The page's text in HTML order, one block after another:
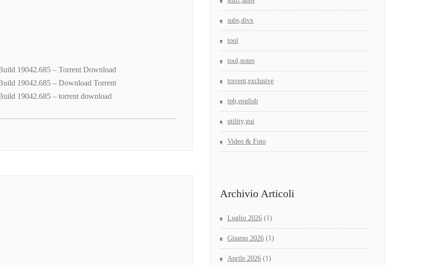
19042.685 – Torrent Download
19042.685 – Download Torrent
19042.685 – torrent download
subs,divx
tool
tool,notes
torrent,exclusive
tpb,english
utility,gui
Video & Foto
Archivio Articoli
Luglio 2026 (1)
Giugno 2026 (1)
Aprile 2026 (1)